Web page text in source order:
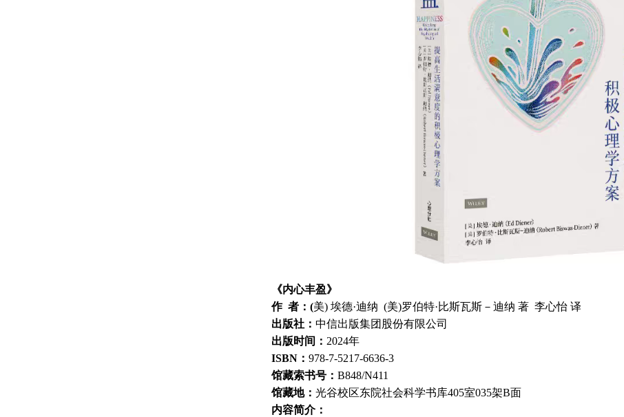
《内心丰盈》
作 者：(美) 埃德·迪纳 (美)罗伯特·比斯瓦斯－迪纳 著 李心怡 译
出版社： 中信出版集团股份有限公司
出版时间： 2024年
ISBN： 978-7-5217-6636-3
馆藏索书号： B848/N411
馆藏地： 光谷校区东院社会科学书库405室035架B面
内容简介：